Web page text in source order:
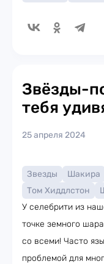
Звёзды-
тебя
25 апреля 2024
Звезды Шакира
Том Хиддлстон
У селебрити из
точке земного
со всеми! Часто
проблемой для